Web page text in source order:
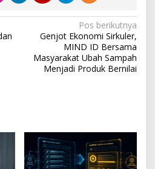
Pos berikutnya
Genjot Ekonomi Sirkuler,
MIND ID Bersama
Masyarakat Ubah Sampah
Menjadi Produk Bernilai